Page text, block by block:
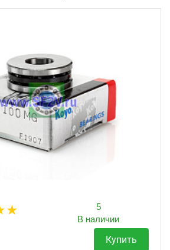
5
В наличии
Купить